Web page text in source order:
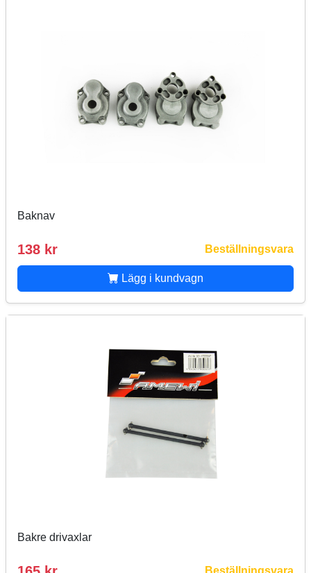
Baknav
138 kr Beställningsvara
Lägg i kundvagn
Bakre drivaxlar
Beställningsvara